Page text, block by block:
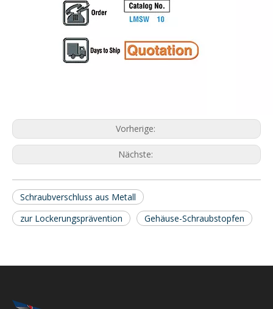
Vorherige:
Nächste:
Schraubverschluss aus Metall
zur Lockerungsprävention
Gehäuse-Schraubstopfen